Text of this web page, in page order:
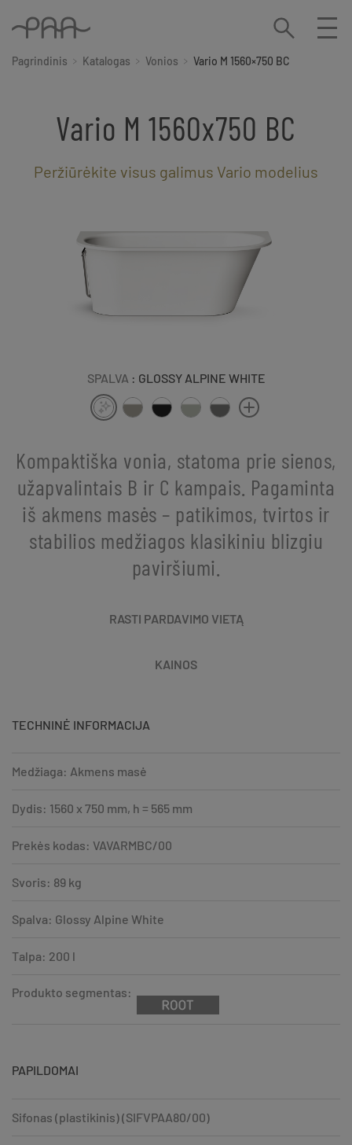
Pagrindinis Katalogas Vonios Vario M 1560×750 BC
Vario M 1560x750 BC
Peržiūrėkite visus galimus Vario modelius
SPALVA : GLOSSY ALPINE WHITE
Kompaktiška vonia, statoma prie sienos,
užapvalintais B ir C kampais. Pagaminta
iš akmens masės – patikimos, tvirtos ir
stabilios medžiagos klasikiniu blizgiu
paviršiumi.
RASTI PARDAVIMO VIETĄ
KAINOS
TECHNINĖ INFORMACIJA
Medžiaga: Akmens masė
Dydis: 1560 x 750 mm, h = 565 mm
Prekės kodas: VAVARMBC/00
Svoris: 89 kg
Spalva: Glossy Alpine White
Talpa: 200 l
Produkto segmentas:
PAPILDOMAI
Sifonas (plastikinis) (SIFVPAA80/00)